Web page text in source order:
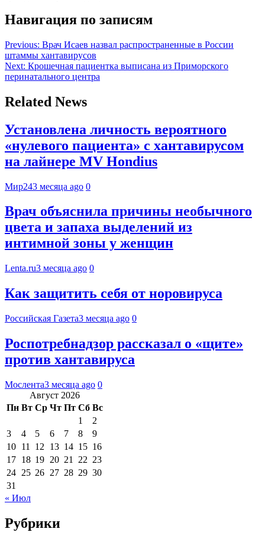
Навигация по записям
Previous: Врач Исаев назвал распространенные в России
штаммы хантавирусов
Next: Крошечная пациентка выписана из Приморского
перинатального центра
Related News
Установлена личность вероятного
«нулевого пациента» с хантавирусом
на лайнере MV Hondius
Мир243 месяца ago 0
Врач объяснила причины необычного
цвета и запаха выделений из
интимной зоны у женщин
Lenta.ru3 месяца ago 0
Как защитить себя от норовируса
Российская Газета3 месяца ago 0
Роспотребнадзор рассказал о «щите»
против хантавируса
Мослента3 месяца ago 0
Август 2026
Пн Вт Ср Чт Пт Сб Вс
1
2
3
4 5 6 7 8
9
10 11 12 13 14 15 16
17 18 19 20 21 22 23
24 25 26 27 28 29 30
31
« Июл
Рубрики